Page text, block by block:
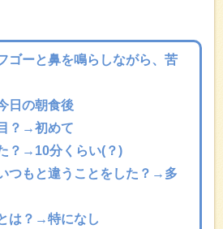
ゴーと鼻を鳴らしながら、苦
日の朝食後
？→初めて
？→10分くらい(？)
つもと違うことをした？→多
は？→特になし